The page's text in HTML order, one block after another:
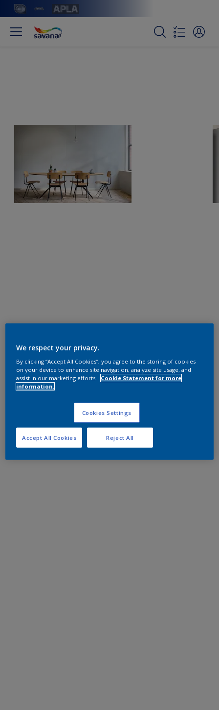
We respect your privacy.
By clicking “Accept All Cookies”, you agree to the storing of cookies
on your device to enhance site navigation, analyze site usage, and
assist in our marketing efforts.
Cookie Statement for more
information.
Cookies Settings
Reject All
Accept All Cookies